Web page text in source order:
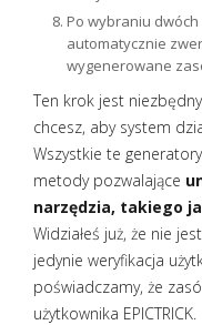
Po wybraniu
automatycznie
wygenerowane
Ten krok jest
chcesz, aby system
Wszystkie te
metody pozwalające
narzędzia, takiego
Widziałeś już, że nie
jedynie weryfikacja
poświadczamy, że
użytkownika EPICTRICK.